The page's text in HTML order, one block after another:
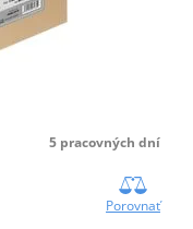
5 pracovných dní
Porovnať